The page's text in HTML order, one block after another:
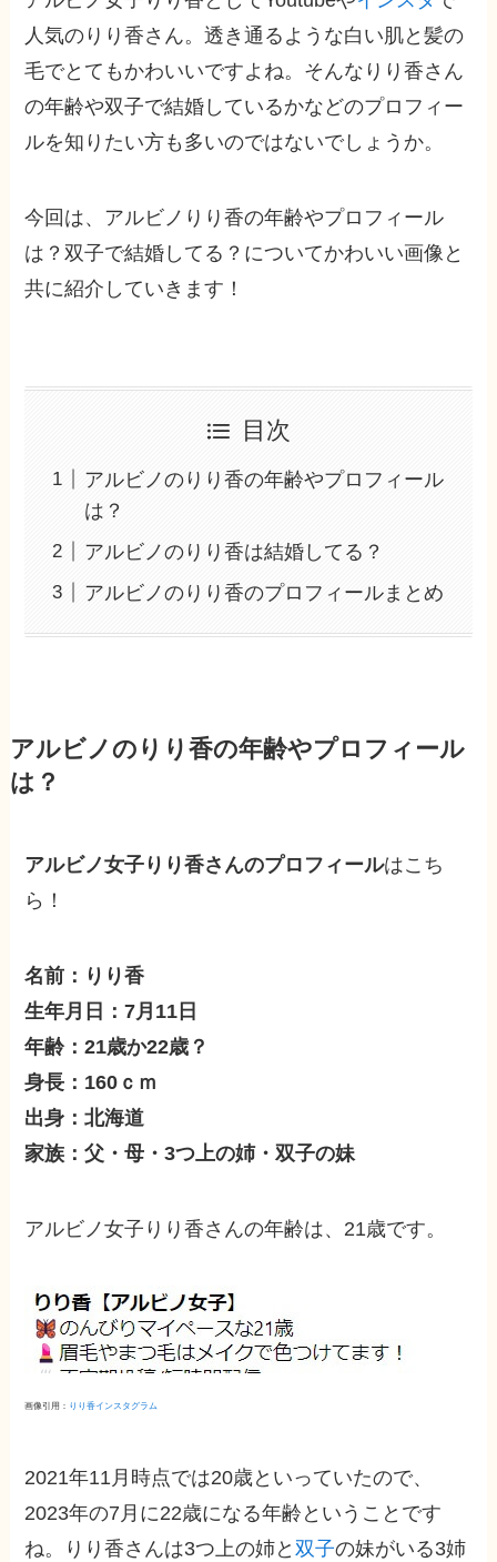
人気のりり香さん。透き通るような白い肌と髪の
毛でとてもかわいいですよね。そんなりり香さん
の年齢や双子で結婚しているかなどのプロフィー
ルを知りたい方も多いのではないでしょうか。
今回は、アルビノりり香の年齢やプロフィール
は？双子で結婚してる？についてかわいい画像と
共に紹介していきます！
目次
アルビノのりり香の年齢やプロフィール
は？
アルビノのりり香は結婚してる？
アルビノのりり香のプロフィールまとめ
アルビノのりり香の年齢やプロフィール
は？
アルビノ女子りり香さんのプロフィールはこち
ら！
名前：りり香
生年月日：7月11日
年齢：21歳か22歳？
身長：160ｃｍ
出身：北海道
家族：父・母・3つ上の姉・双子の妹
アルビノ女子りり香さんの年齢は、21歳です。
画像引用： りり香インスタグラム
2021年11月時点では20歳といっていたので、
2023年の7月に22歳になる年齢ということです
ね。りり香さんは3つ上の姉と双子の妹がいる3姉